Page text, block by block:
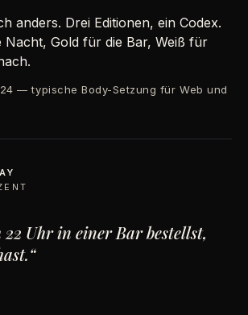
anders. Drei Editionen, ein Codex.
Gold für die Bar, Weiß für
— typische Body-Setzung für Web und
22 Uhr in einer Bar bestellst,